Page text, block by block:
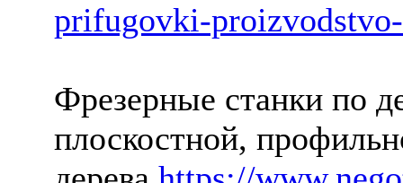
prifugovki-
Фрезерные станки по
плоскостной,